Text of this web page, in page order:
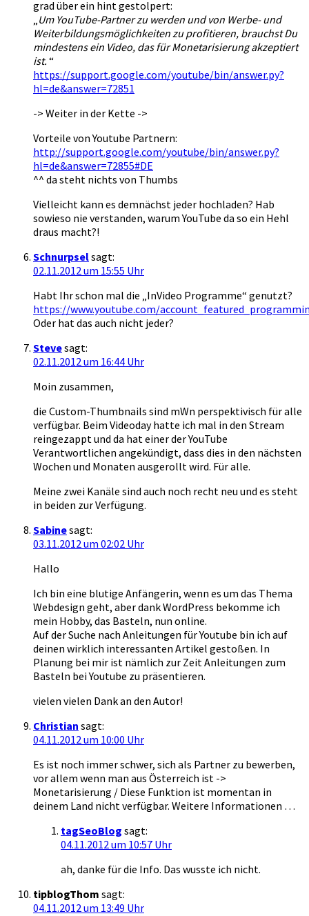
grad über ein hint gestolpert:
„Um YouTube-Partner zu werden und von Werbe- und
Weiterbildungsmöglichkeiten zu profitieren, brauchst Du
mindestens ein Video, das für Monetarisierung akzeptiert
ist. “
https://support.google.com/youtube/bin/answer.py?
hl=de&answer=72851
-> Weiter in der Kette ->
Vorteile von Youtube Partnern:
http://support.google.com/youtube/bin/answer.py?
hl=de&answer=72855#DE
^^ da steht nichts von Thumbs
Vielleicht kann es demnächst jeder hochladen? Hab
sowieso nie verstanden, warum YouTube da so ein Hehl
draus macht?!
Schnurpselsagt:
02.11.2012 um 15:55 Uhr
Habt Ihr schon mal die „InVideo Programme“ genutzt?
https://www.youtube.com/
Oder hat das auch nicht jeder?
Stevesagt:
02.11.2012 um 16:44 Uhr
Moin zusammen,
die Custom-Thumbnails sind mWn perspektivisch für alle
verfügbar. Beim Videoday hatte ich mal in den Stream
reingezappt und da hat einer der YouTube
Verantwortlichen angekündigt, dass dies in den nächsten
Wochen und Monaten ausgerollt wird. Für alle.
Meine zwei Kanäle sind auch noch recht neu und es steht
in beiden zur Verfügung.
Sabinesagt:
03.11.2012 um 02:02 Uhr
Hallo
Ich bin eine blutige Anfängerin, wenn es um das Thema
Webdesign geht, aber dank WordPress bekomme ich
mein Hobby, das Basteln, nun online.
Auf der Suche nach Anleitungen für Youtube bin ich auf
deinen wirklich interessanten Artikel gestoßen. In
Planung bei mir ist nämlich zur Zeit Anleitungen zum
Basteln bei Youtube zu präsentieren.
vielen vielen Dank an den Autor!
Christian sagt:
04.11.2012 um 10:00 Uhr
Es ist noch immer schwer, sich als Partner zu bewerben,
vor allem wenn man aus Österreich ist ->
Monetarisierung / Diese Funktion ist momentan in
deinem Land nicht verfügbar. Weitere Informationen …
tagSeoBlog sagt:
04.11.2012 um 10:57 Uhr
ah, danke für die Info. Das wusste ich nicht.
tipblogThom sagt:
04.11.2012 um 13:49 Uhr